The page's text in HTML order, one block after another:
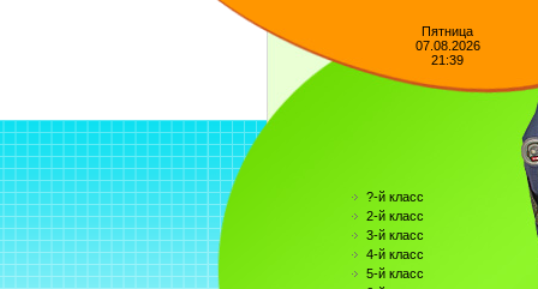
Пятница
07.08.2026
21:39
?-й класс
2-й класс
3-й класс
4-й класс
5-й класс